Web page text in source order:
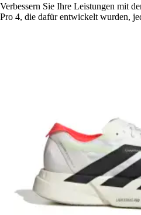
Verbessern Sie Ihre Leistungen mit
Pro 4, die dafür entwickelt wurden,